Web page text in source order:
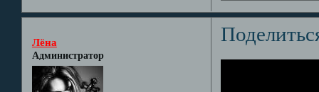
Лёна
Администратор